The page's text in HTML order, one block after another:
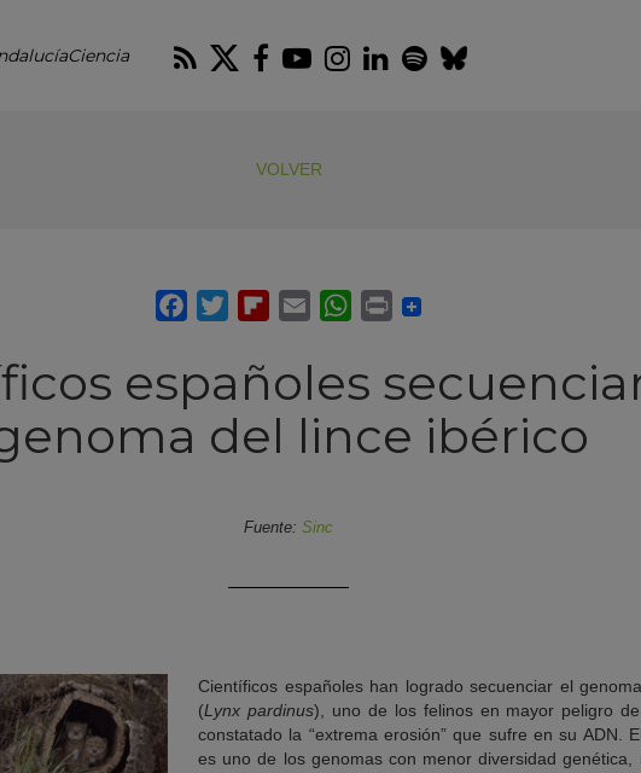
RSS Twitter
Facebook
Youtube
Instagram
LinkedIn
Spotify
Bluesky
VOLVER
españoles
del lince ibérico
Fuente: Sinc
Científicos españoles han logrado secuenciar el
(Lynx pardinus), uno de los felinos en mayor peligro
constatado la “extrema erosión” que sufre en su ADN.
es uno de los genomas con menor diversidad genética,